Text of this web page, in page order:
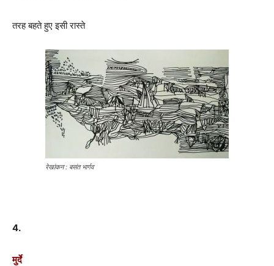
तरह बहते हुए इसी रास्ते
रेखांकन : बसंत भार्गव
4.
मुर्दे